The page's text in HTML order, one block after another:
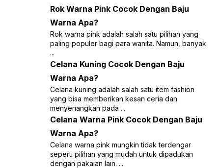
Rok Warna Pink Cocok Dengan Baju
Warna Apa?
Rok warna pink adalah salah satu pilihan yang
paling populer bagi para wanita. Namun, banyak
...
Celana Kuning Cocok Dengan Baju
Warna Apa?
Celana kuning adalah salah satu item fashion
yang bisa memberikan kesan ceria dan
menyenangkan pada ...
Celana Warna Pink Cocok Dengan Baju
Warna Apa?
Celana warna pink mungkin tidak terdengar
seperti pilihan yang mudah untuk dipadukan
dengan pakaian lain. ...